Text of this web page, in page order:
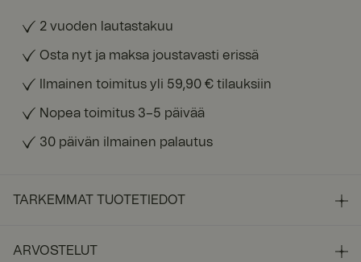
2 vuoden lautastakuu
Osta nyt ja maksa joustavasti erissä
Ilmainen toimitus yli 59,90 € tilauksiin
Nopea toimitus 3–5 päivää
30 päivän ilmainen palautus
TARKEMMAT TUOTETIEDOT
ARVOSTELUT